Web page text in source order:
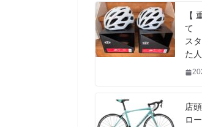
【
て
ス
た
店
ロ